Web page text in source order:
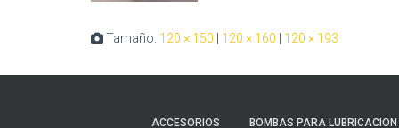
Tamaño: 120 × 150 120 × 160 120 × 193
ACCESORIOS BOMBAS PARA LUBRICACION